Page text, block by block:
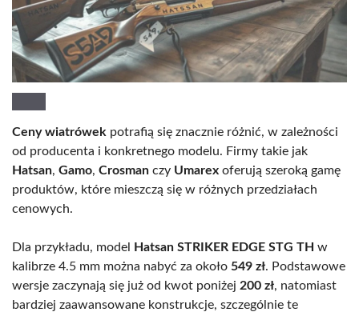
Ceny wiatrówek potrafią się znacznie różnić, w zależności
od producenta i konkretnego modelu. Firmy takie jak
Hatsan, Gamo, Crosman czy Umarex oferują szeroką gamę
produktów, które mieszczą się w różnych przedziałach
cenowych.
Dla przykładu, model Hatsan STRIKER EDGE STG TH w
kalibrze 4.5 mm można nabyć za około 549 zł. Podstawowe
wersje zaczynają się już od kwot poniżej 200 zł, natomiast
bardziej zaawansowane konstrukcje, szczególnie te